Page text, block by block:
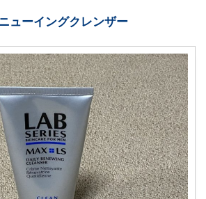
ューイングクレンザー